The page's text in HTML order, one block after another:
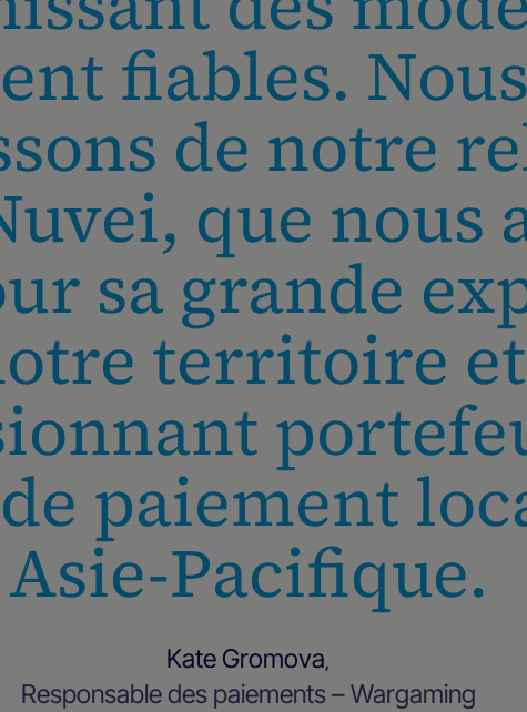
fiables.
de notre
que nous
sa grande
territoire
paiement
Asie-Pacifique.
Kate Gromova,
Responsable des paiements – Wargaming